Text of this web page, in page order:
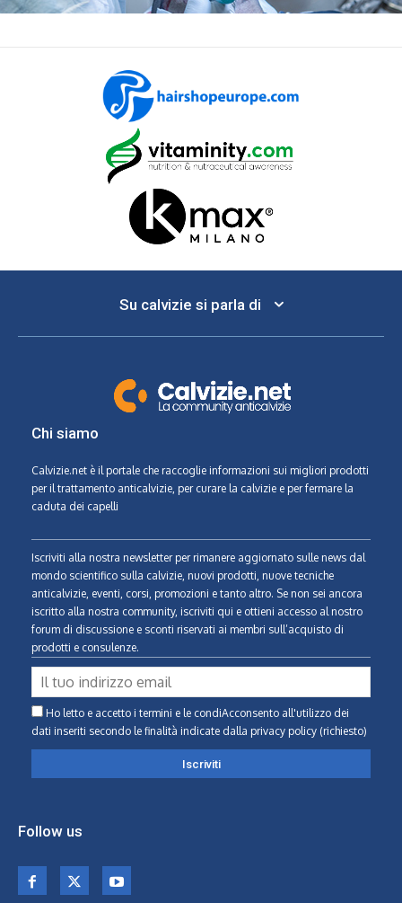
Su calvizie si parla di
Chi siamo
Calvizie.net è il portale che raccoglie informazioni sui migliori prodotti
per il trattamento anticalvizie, per curare la calvizie e per fermare la
caduta dei capelli
Iscriviti alla nostra newsletter per rimanere aggiornato sulle news dal
mondo scientifico sulla calvizie, nuovi prodotti, nuove tecniche
anticalvizie, eventi, corsi, promozioni e tanto altro. Se non sei ancora
iscritto alla nostra community, iscriviti qui e ottieni accesso al nostro
forum di discussione e sconti riservati ai membri sull’acquisto di
prodotti e consulenze.
Ho letto e accetto i termini e le condiAcconsento all'utilizzo dei
dati inseriti secondo le finalità indicate dalla privacy policy (richiesto)
Follow us